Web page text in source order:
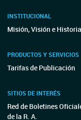
INSTITUCIONAL
Misión, Visión e Historia
PRODUCTOS Y SERVICIOS
Tarifas de Publicación
SITIOS DE INTERÉS
Red de Boletines
de la R. A.